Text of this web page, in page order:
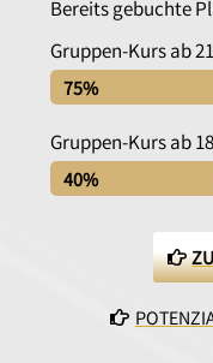
Bereits gebuchte
Gruppen-Kurs ab
75%
75%
Gruppen-Kurs ab
40%
40%